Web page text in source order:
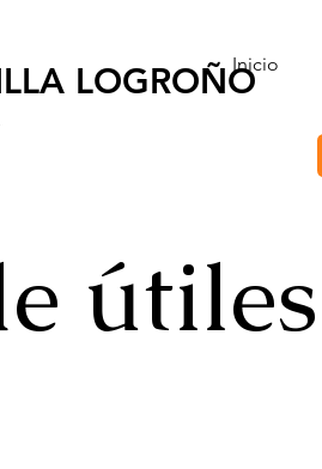
LOGROÑOInicio
útiles